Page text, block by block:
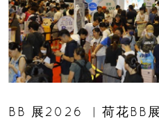
BB 展2026 ︳荷花BB